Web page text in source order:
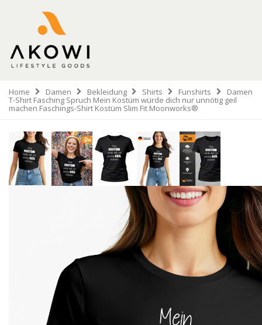
Home Damen Bekleidung Shirts Funshirts Damen
T-Shirt Fasching Spruch Mein Kostüm würde dich nur unnötig geil
machen Faschings-Shirt Kostüm Slim Fit Moonworks®